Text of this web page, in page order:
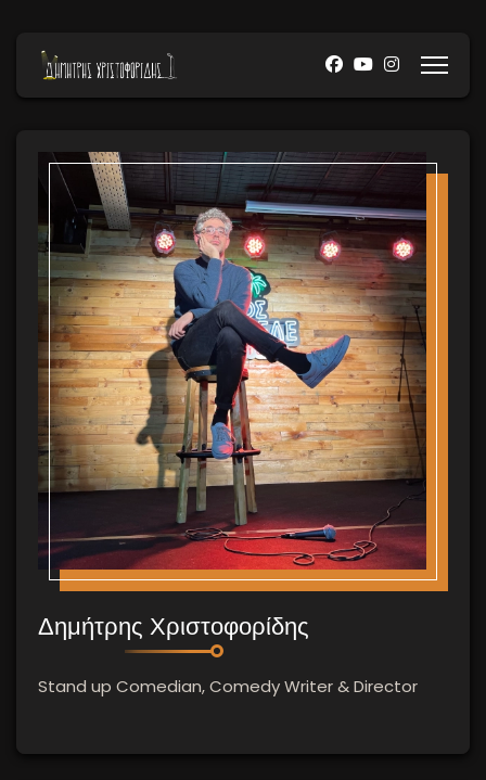
Δημήτρης Χριστοφορίδης
Stand up Comedian, Comedy Writer & Director